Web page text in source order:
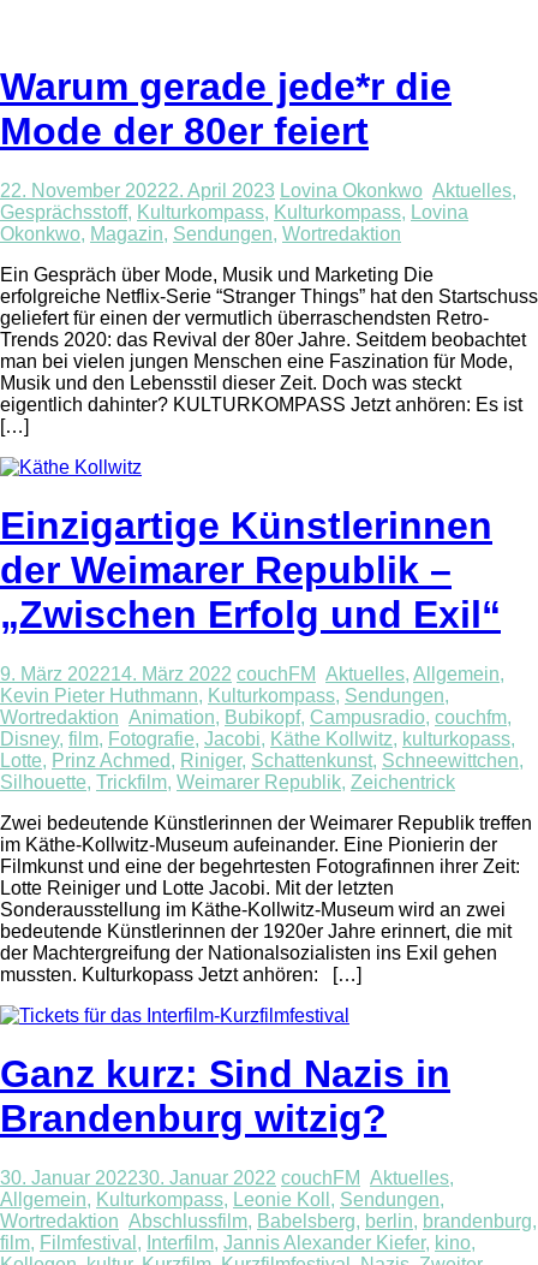
Warum gerade jede*r die
Mode der 80er feiert
22. November 20222. April 2023 Lovina Okonkwo Aktuelles,
Gesprächsstoff, Kulturkompass, Kulturkompass, Lovina
Okonkwo, Magazin, Sendungen, Wortredaktion
Ein Gespräch über Mode, Musik und Marketing Die
erfolgreiche Netflix-Serie “Stranger Things” hat den Startschuss
geliefert für einen der vermutlich überraschendsten Retro-
Trends 2020: das Revival der 80er Jahre. Seitdem beobachtet
man bei vielen jungen Menschen eine Faszination für Mode,
Musik und den Lebensstil dieser Zeit. Doch was steckt
eigentlich dahinter? KULTURKOMPASS Jetzt anhören: Es ist
[…]
Einzigartige Künstlerinnen
der Weimarer Republik –
„Zwischen Erfolg und Exil“
9. März 202214. März 2022 couchFM Aktuelles, Allgemein,
Kevin Pieter Huthmann, Kulturkompass, Sendungen,
Wortredaktion Animation, Bubikopf, Campusradio, couchfm,
Disney, film, Fotografie, Jacobi, Käthe Kollwitz, kulturkopass,
Lotte, Prinz Achmed, Riniger, Schattenkunst, Schneewittchen,
Silhouette, Trickfilm, Weimarer Republik, Zeichentrick
Zwei bedeutende Künstlerinnen der Weimarer Republik treffen
im Käthe-Kollwitz-Museum aufeinander. Eine Pionierin der
Filmkunst und eine der begehrtesten Fotografinnen ihrer Zeit:
Lotte Reiniger und Lotte Jacobi. Mit der letzten
Sonderausstellung im Käthe-Kollwitz-Museum wird an zwei
bedeutende Künstlerinnen der 1920er Jahre erinnert, die mit
der Machtergreifung der Nationalsozialisten ins Exil gehen
mussten. Kulturkopass Jetzt anhören: […]
Ganz kurz: Sind Nazis in
Brandenburg witzig?
30. Januar 202230. Januar 2022 couchFM Aktuelles,
Allgemein, Kulturkompass, Leonie Koll , Sendungen,
Wortredaktion Abschlussfilm, Babelsberg, berlin, brandenburg,
film, Filmfestival , Interfilm, Jannis Alexander Kiefer, kino,